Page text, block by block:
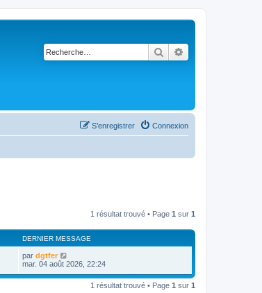
Rechercher
Connexion
S’enregistrer
1 résultat trouvé • Page 1 sur 1
DERNIER MESSAGE
par dgtfer
mar. 04 août 2026, 22:24
1 résultat trouvé • Page 1 sur 1